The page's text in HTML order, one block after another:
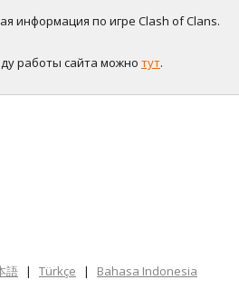
информация по игре Clash of Clans.
работы сайта можно тут.
語 | Türkçe | Bahasa Indonesia